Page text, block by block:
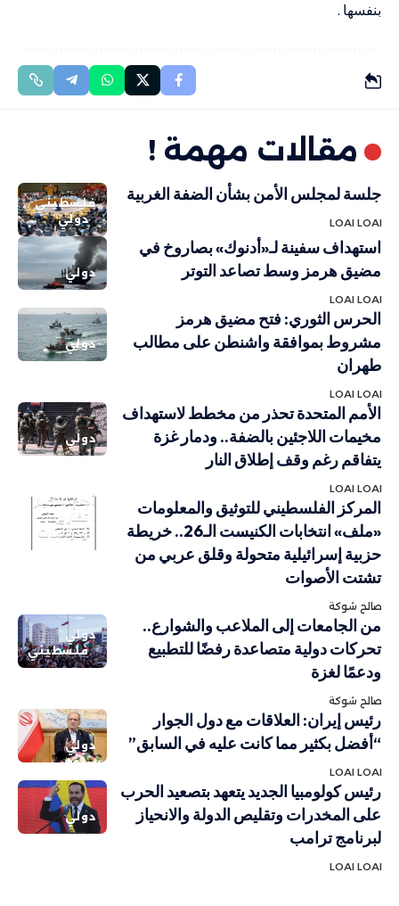
بنفسها .
مقالات مهمة !
فلسطيني
دولي
جلسة لمجلس الأمن بشأن الضفة الغربية
LOAI LOAI
دولي
استهداف سفينة لـ«أدنوك» بصاروخ في
مضيق هرمز وسط تصاعد التوتر
LOAI LOAI
دولي
الحرس الثوري: فتح مضيق هرمز
مشروط بموافقة واشنطن على مطالب
طهران
LOAI LOAI
دولي
الأمم المتحدة تحذر من مخطط لاستهداف
مخيمات اللاجئين بالضفة.. ودمار غزة
يتفاقم رغم وقف إطلاق النار
LOAI LOAI
أهم الاخبار
تقارير
ودراسات
المركز الفلسطيني للتوثيق والمعلومات
«ملف» انتخابات الكنيست الـ26.. خريطة
حزبية إسرائيلية متحولة وقلق عربي من
تشتت الأصوات
صالح شوكة
دولي
فلسطيني
من الجامعات إلى الملاعب والشوارع..
تحركات دولية متصاعدة رفضًا للتطبيع
ودعمًا لغزة
صالح شوكة
دولي
رئيس إيران: العلاقات مع دول الجوار
“أفضل بكثير مما كانت عليه في السابق”
LOAI LOAI
دولي
رئيس كولومبيا الجديد يتعهد بتصعيد الحرب
على المخدرات وتقليص الدولة والانحياز
لبرنامج ترامب
LOAI LOAI